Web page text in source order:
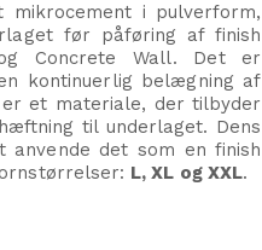
mikrocement i pulverform,
før påføring af finish
Concrete Wall. Det er
kontinuerlig belægning af
et materiale, der tilbyder
til underlaget. Dens
det som en finish
L, XL og XXL.